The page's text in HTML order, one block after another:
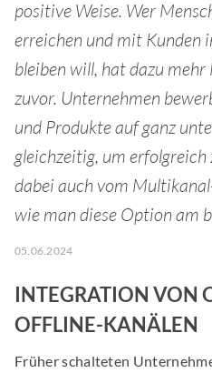
positive Weise. Wer
erreichen und mit Kunden
bleiben will, hat dazu
zuvor. Unternehmen
und Produkte auf ganz
gleichzeitig, um
dabei auch vom
wie man diese Option am
05.06.2024
INTEGRATION VON
OFFLINE-KANÄLEN
Früher schalteten